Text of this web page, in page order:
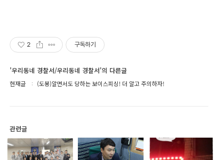
2 구독하기
'우리동네 경찰서/우리동네 경찰서'의 다른글
현재글 (도봉)알면서도 당하는 보이스피싱! 더 알고 주의하자!
관련글